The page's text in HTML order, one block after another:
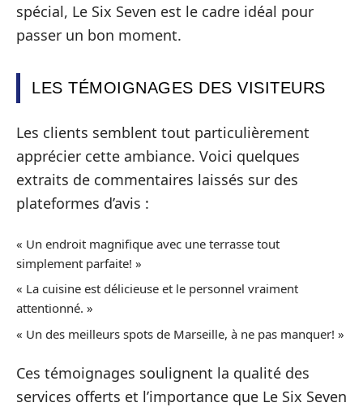
spécial, Le Six Seven est le cadre idéal pour
passer un bon moment.
LES TÉMOIGNAGES DES VISITEURS
Les clients semblent tout particulièrement
apprécier cette ambiance. Voici quelques
extraits de commentaires laissés sur des
plateformes d’avis :
« Un endroit magnifique avec une terrasse tout
simplement parfaite! »
« La cuisine est délicieuse et le personnel vraiment
attentionné. »
« Un des meilleurs spots de Marseille, à ne pas manquer! »
Ces témoignages soulignent la qualité des
services offerts et l’importance que Le Six Seven